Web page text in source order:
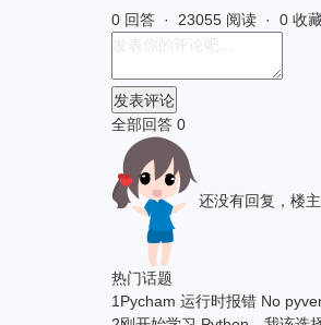
0 回答 · 23055 阅读 · 0 收
发表评论
全部回答 0
还没有回复，楼
热门话题
1 Pycham 运行时报错 No